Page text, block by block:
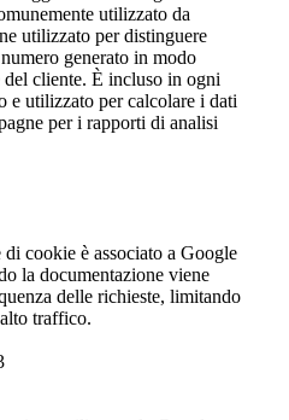
utilizzato da
utilizzato per distinguere
generato in modo
cliente. È incluso in ogni
e utilizzato per calcolare i dati
per i rapporti di analisi
di cookie è associato a Google
la documentazione viene
delle richieste, limitando
traffico.